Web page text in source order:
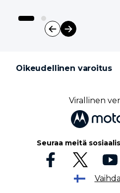
Oikeudellinen varoitus
Virallinen
Seuraa meitä